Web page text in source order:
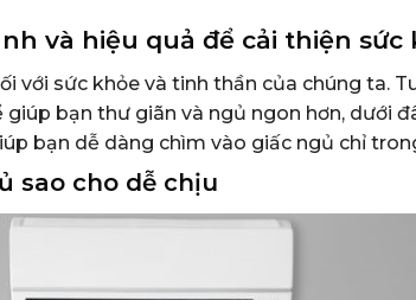
và hiệu quả để cải thiện sức
với sức khỏe và tinh thần của chúng ta.
bạn thư giãn và ngủ ngon hơn, dưới
bạn dễ dàng chìm vào giấc ngủ chỉ
sao cho dễ chịu